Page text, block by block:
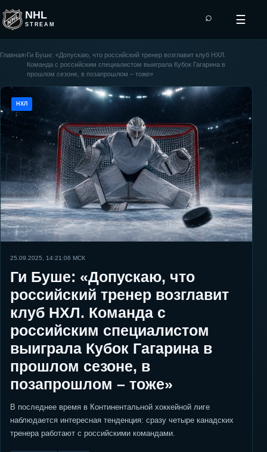
NHL
STREAM
⌕ ☰
Главная›Ги Буше: «Допускаю, что российский тренер возглавит клуб НХЛ.
Команда с российским специалистом выиграла Кубок Гагарина в
прошлом сезоне, в позапрошлом – тоже»
НХЛ
25.09.2025, 14:21:06 МСК
Ги Буше: «Допускаю, что
российский тренер возглавит
клуб НХЛ. Команда с
российским специалистом
выиграла Кубок Гагарина в
прошлом сезоне, в
позапрошлом – тоже»
В последнее время в Континентальной хоккейной лиге
наблюдается интересная тенденция: сразу четыре канадских
тренера работают с российскими командами.